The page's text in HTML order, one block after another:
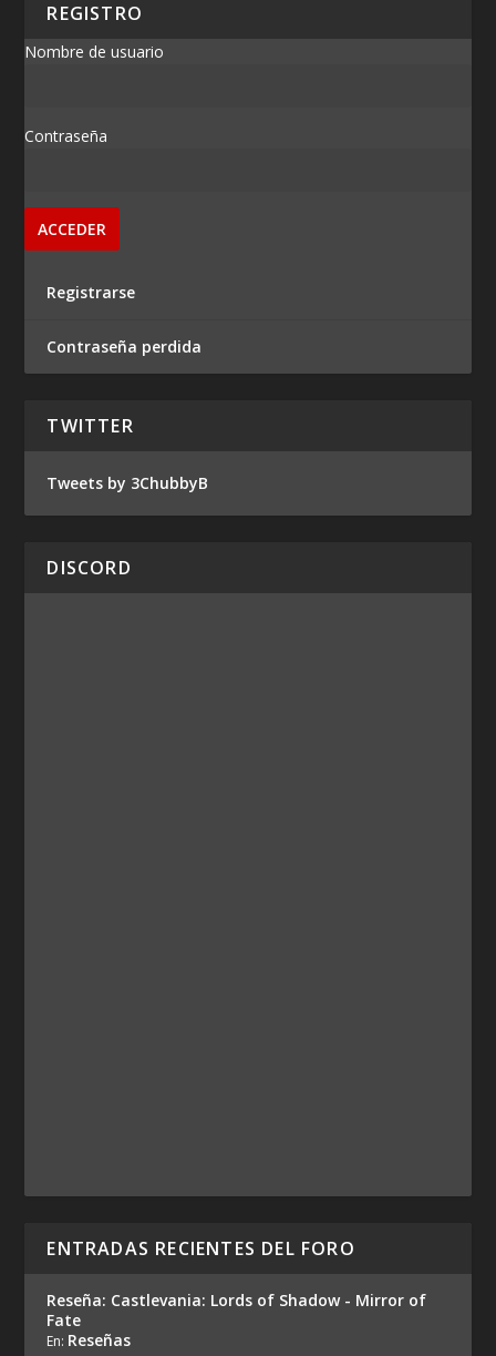
REGISTRO
Nombre de usuario
Contraseña
Registrarse
Contraseña perdida
TWITTER
Tweets by 3ChubbyB
DISCORD
ENTRADAS RECIENTES DEL FORO
Reseña: Castlevania: Lords of Shadow - Mirror of
Fate
En: Reseñas